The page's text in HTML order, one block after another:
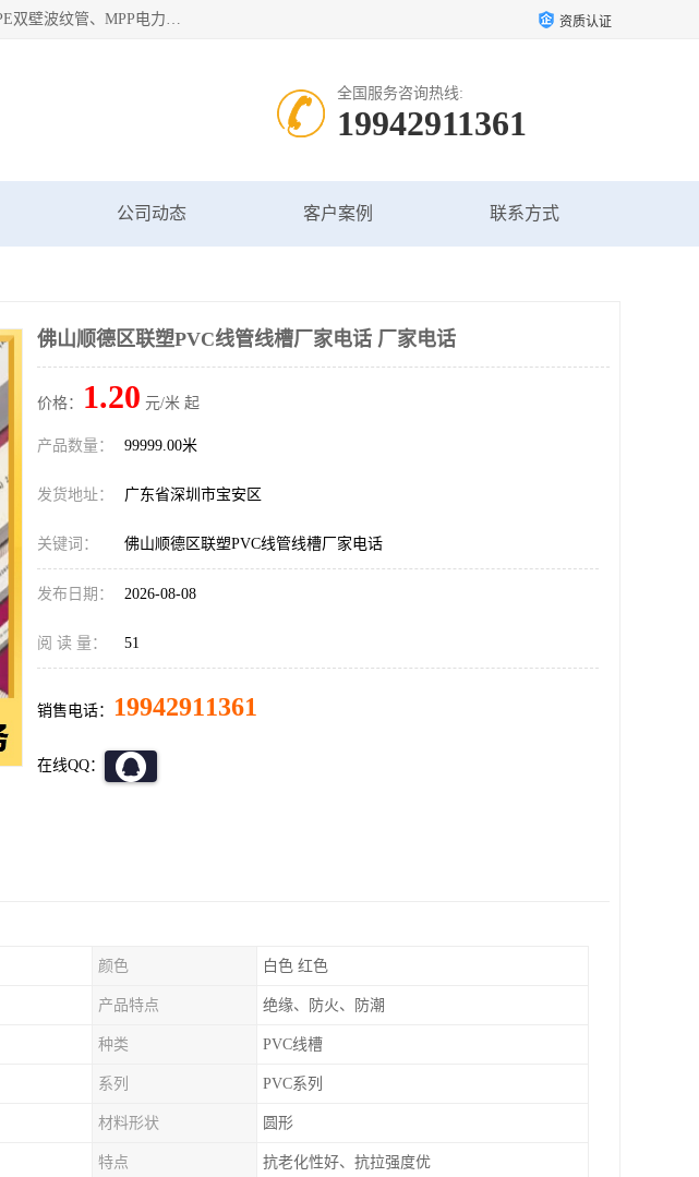
深圳市鑫润通管业有限公司专业生产批发：HDPE管材、热熔管件、HDPE钢丝骨架管、电熔管件、HDPE双壁波纹管、MPP电力管、井盖、PVC管材管件、PPR管材管件等；公司自创建以来，始终秉承“团结、务实、创新、守信”的服务宗旨，凭借专业的服务以及多年的勤奋拼搏，发展成为一家专业销售各种管材管件，绝缘电工套管及配件等系列产品的贸易公司。 资质认证
全国服务咨询热线:
19942911361
公司动态 客户案例 联系方式
佛山顺德区联塑PVC线管线槽厂家电话 厂家电话
价格： 1.20 元/米 起
产品数量： 99999.00米
发货地址： 广东省深圳市宝安区
关键词： 佛山顺德区联塑PVC线管线槽厂家电话
发布日期： 2026-08-08
阅 读 量： 51
销售电话： 19942911361
在线QQ：
颜色 白色 红色
产品特点 绝缘、防火、防潮
种类 PVC线槽
系列 PVC系列
材料形状 圆形
特点 抗老化性好、抗拉强度优